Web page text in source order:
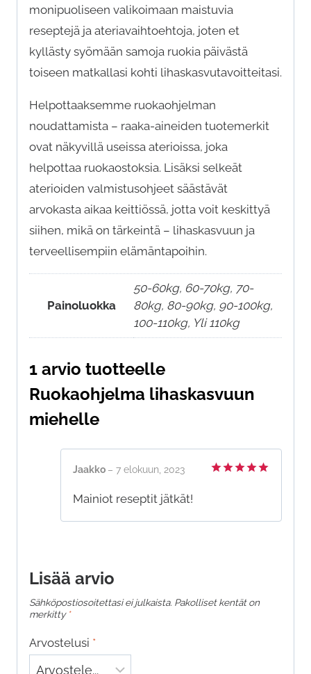
monipuoliseen valikoimaan maistuvia
reseptejä ja ateriavaihtoehtoja, joten et
kyllästy syömään samoja ruokia päivästä
toiseen matkallasi kohti lihaskasvutavoitteitasi.
Helpottaaksemme ruokaohjelman
noudattamista – raaka-aineiden tuotemerkit
ovat näkyvillä useissa aterioissa, joka
helpottaa ruokaostoksia. Lisäksi selkeät
aterioiden valmistusohjeet säästävät
arvokasta aikaa keittiössä, jotta voit keskittyä
siihen, mikä on tärkeintä – lihaskasvuun ja
terveellisempiin elämäntapoihin.
Painoluokka
50-60kg, 60-70kg, 70-
80kg, 80-90kg, 90-100kg,
100-110kg, Yli 110kg
1 arvio tuotteelle
Ruokaohjelma lihaskasvuun
miehelle
Jaakko – 7 elokuun, 2023
Mainiot reseptit jätkät!
Lisää arvio
Sähköpostiosoitettasi ei julkaista. Pakolliset kentät on
merkitty *
Arvostelusi *